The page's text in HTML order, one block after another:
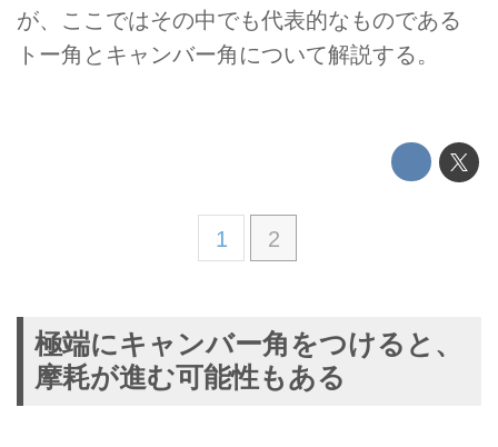
が、ここではその中でも代表的なものである
トー角とキャンバー角について解説する。
1 2
極端にキャンバー角をつけると、
摩耗が進む可能性もある